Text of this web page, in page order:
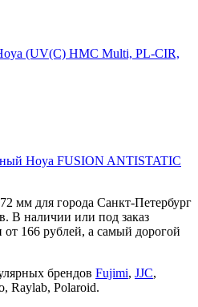
(UV(C) HMC Multi, PL-CIR,
Hoya FUSION ANTISTATIC
мм для города Санкт-Петербург
В наличии или под заказ
166 рублей, а самый дорогой
брендов Fujimi, JJC,
, Raylab, Polaroid.